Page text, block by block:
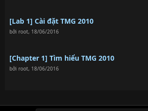
[Lab 1] Cài đặt TMG 2010
bởi root, 18/06/2016
[Chapter 1] Tìm hiểu TMG 2010
bởi root, 18/06/2016